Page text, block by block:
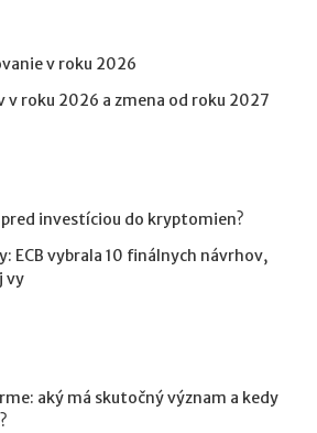
v roku 2026
v roku 2026 a zmena od roku 2027
investíciou do kryptomien?
ECB vybrala 10 finálnych návrhov,
vy
aký má skutočný význam a kedy